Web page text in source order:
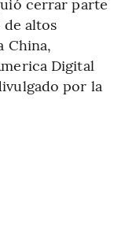
de altos
China,
Digital
por la